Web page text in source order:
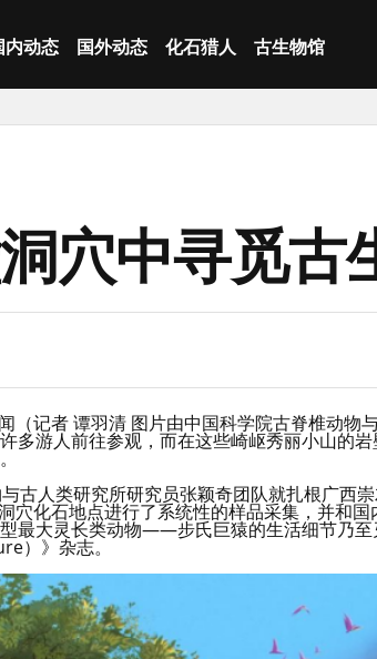
内动态 国外动态 化石猎人 古生物馆
穴中寻觅古
（记者 谭羽清 图片由中国科学院古脊椎动物
多游人前往参观，而在这些崎岖秀丽小山的
古人类研究所研究员张颖奇团队就扎根广西
穴化石地点进行了系统性的样品采集，并和
最大灵长类动物——步氏巨猿的生活细节乃
）》杂志。